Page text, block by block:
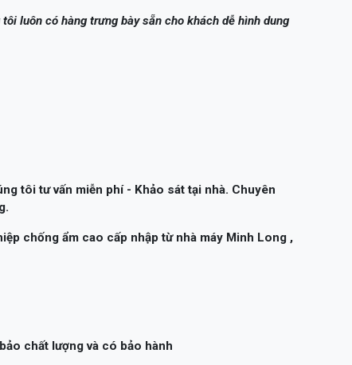
luôn có hàng trưng bày sẵn cho khách dễ hình dung
tôi tư vấn miễn phí - Khảo sát tại nhà. Chuyên
chống ẩm cao cấp nhập từ nhà máy Minh Long ,
chất lượng và có bảo hành